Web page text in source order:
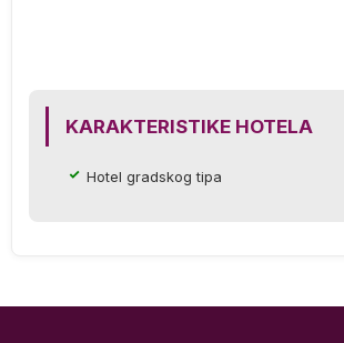
KARAKTERISTIKE HOTELA
Hotel gradskog tipa